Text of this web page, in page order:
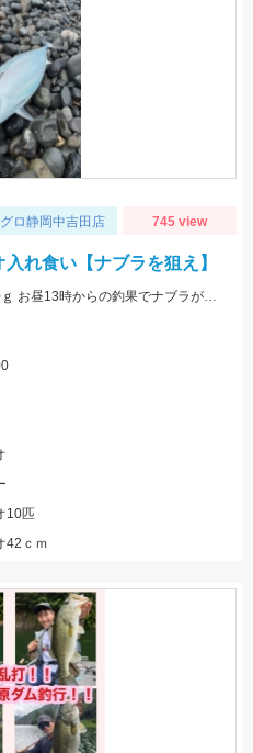
ロ静岡中吉田店 745 view
れ食い【ナブラを狙え】
ヒットルアーはジークRサーディン30ｇ お昼13時からの釣果でナブラが沸くと一投一匹でした。
10匹
42ｃｍ